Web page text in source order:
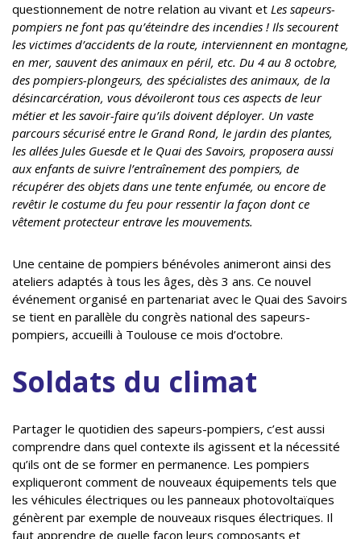
questionnement de notre relation au vivant et Les sapeurs-
pompiers ne font pas qu’éteindre des incendies ! Ils secourent
les victimes d’accidents de la route, interviennent en montagne,
en mer, sauvent des animaux en péril, etc. Du 4 au 8 octobre,
des pompiers-plongeurs, des spécialistes des animaux, de la
désincarcération, vous dévoileront tous ces aspects de leur
métier et les savoir-faire qu’ils doivent déployer. Un vaste
parcours sécurisé entre le Grand Rond, le jardin des plantes,
les allées Jules Guesde et le Quai des Savoirs, proposera aussi
aux enfants de suivre l’entraînement des pompiers, de
récupérer des objets dans une tente enfumée, ou encore de
revêtir le costume du feu pour ressentir la façon dont ce
vêtement protecteur entrave les mouvements.
Une centaine de pompiers bénévoles animeront ainsi des
ateliers adaptés à tous les âges, dès 3 ans. Ce nouvel
événement organisé en partenariat avec le Quai des Savoirs
se tient en parallèle du congrès national des sapeurs-
pompiers, accueilli à Toulouse ce mois d’octobre.
Soldats du climat
Partager le quotidien des sapeurs-pompiers, c’est aussi
comprendre dans quel contexte ils agissent et la nécessité
qu’ils ont de se former en permanence. Les pompiers
expliqueront comment de nouveaux équipements tels que
les véhicules électriques ou les panneaux photovoltaïques
génèrent par exemple de nouveaux risques électriques. Il
faut apprendre de quelle façon leurs composants et